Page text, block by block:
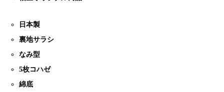
日本製
裏地サラシ
なみ型
5枚コハゼ
綿底